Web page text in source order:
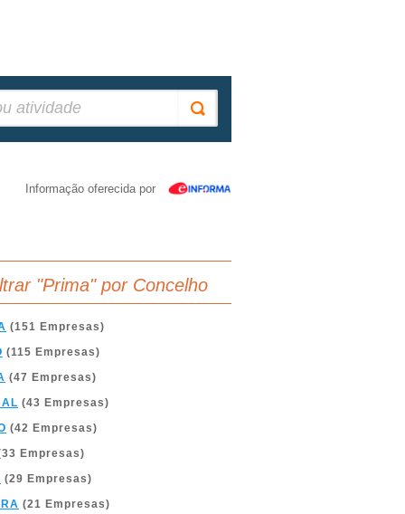
Informação oferecida por
"Prima" por Concelho
(151 Empresas)
(115 Empresas)
(47 Empresas)
(43 Empresas)
(42 Empresas)
Empresas)
(29 Empresas)
(21 Empresas)